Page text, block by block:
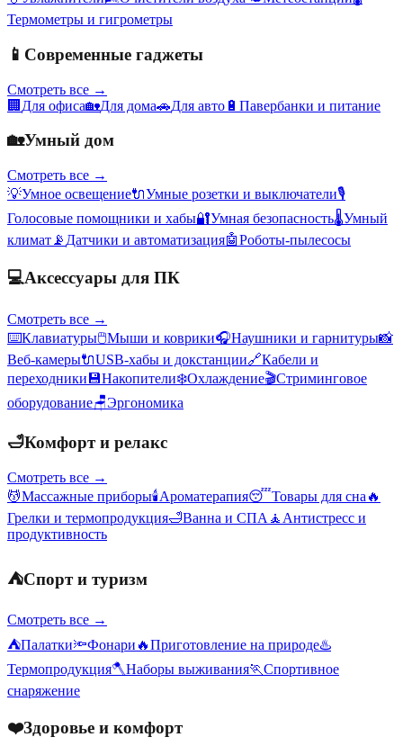
Термометры и гигрометры
📱 Современные гаджеты
Смотреть все →
🏢 Для офиса🏡Для дома🚗Для авто 🔋 Павербанки и питание
🏡Умный дом
Смотреть все →
💡Умное освещение🔌Умные розетки и выключатели🎙️
Голосовые помощники и хабы🔐Умная безопасность🌡️Умный
климат 📡 Датчики и автоматизация🤖Роботы-пылесосы
💻Аксессуары для ПК
Смотреть все →
⌨️Клавиатуры🖱️Мыши и коврики🎧Наушники и гарнитуры📸
Веб-камеры🔌USB-хабы и докстанции🔗Кабели и
переходники 💾Накопители❄️Охлаждение🎬Стриминговое
оборудование🪑Эргономика
🛁Комфорт и релакс
Смотреть все →
💆Массажные приборы🕯️Ароматерапия😴Товары для сна 🔥
Грелки и термопродукция🛁Ванна и СПА 🧘 Антистресс и
продуктивность
⛺Спорт и туризм
Смотреть все →
⛺Палатки🔦Фонари 🔥Приготовление на природе♨️
Термопродукция🪓Наборы выживания🏃Спортивное
снаряжение
❤️Здоровье и комфорт